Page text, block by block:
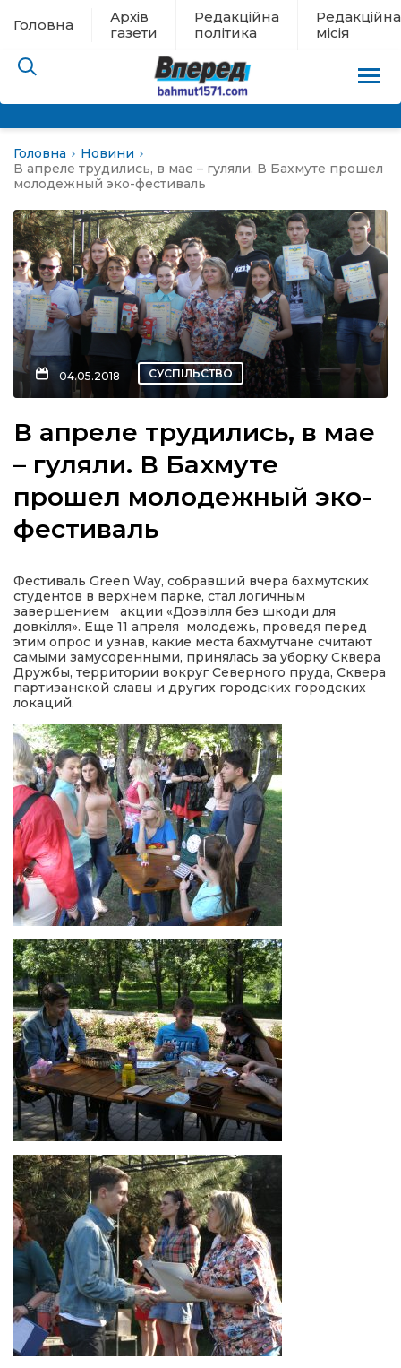
Головна
Архів
газети
Редакційна
політика
Редакційна
місія
евакуації
новини
політика
місія
Головна
Новини
В апреле трудились, в мае – гуляли. В Бахмуте прошел
молодежный эко-фестиваль
04.05.2018 СУСПІЛЬСТВО
В апреле трудились, в мае
– гуляли. В Бахмуте
прошел молодежный эко-
фестиваль
Фестиваль Green Way, собравший вчера бахмутских
студентов в верхнем парке, стал логичным
завершением акции «Дозвілля без шкоди для
довкілля». Еще 11 апреля молодежь, проведя перед
этим опрос и узнав, какие места бахмутчане считают
самыми замусоренными, принялась за уборку Сквера
Дружбы, территории вокруг Северного пруда, Сквера
партизанской славы и других городских городских
локаций.